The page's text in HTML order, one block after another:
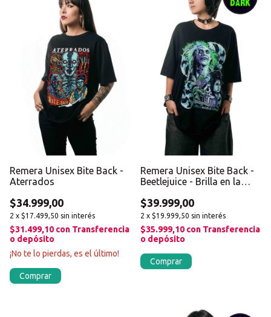
Remera Unisex Bite Back -
Aterrados
$34.999,00
2 x $17.499,50 sin interés
$31.499,10 con Transferencia
o depósito
¡No te lo pierdas, es el último!
Comprar
Remera Unisex Bite Back -
Beetlejuice - Brilla en la
$39.999,00
2 x $19.999,50 sin interés
$35.999,10 con Transferencia
o depósito
Comprar